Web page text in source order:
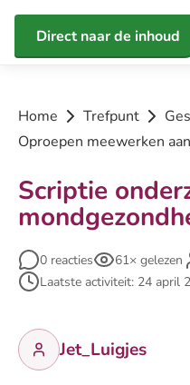
Direct naar de inhoud
Home Trefpunt
Oproepen meewerken
Scriptie
0 reacties 61× gelezen
Laatste activiteit: 24 april
Jet_Luigjes